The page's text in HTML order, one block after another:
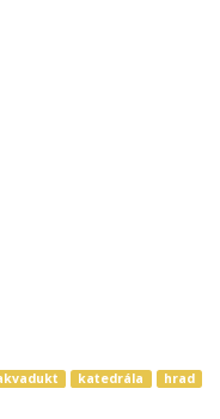
katedrála hrad